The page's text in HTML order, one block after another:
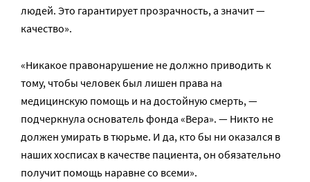
людей. Это гарантирует прозрачность, а значит —
качество».
«Никакое правонарушение не должно приводить к
тому, чтобы человек был лишен права на
медицинскую помощь и на достойную смерть, —
подчеркнула основатель фонда «Вера». — Никто не
должен умирать в тюрьме. И да, кто бы ни оказался в
наших хосписах в качестве пациента, он обязательно
получит помощь наравне со всеми».